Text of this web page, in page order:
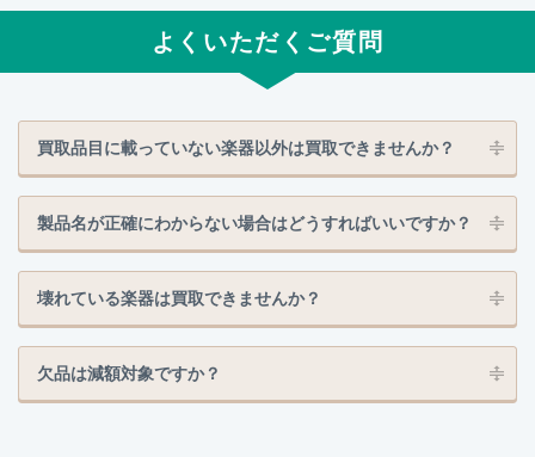
よくいただくご質問
買取品目に載っていない楽器以外は買取できませんか？
製品名が正確にわからない場合はどうすればいいですか？
壊れている楽器は買取できませんか？
欠品は減額対象ですか？